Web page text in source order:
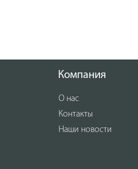
Компания
О нас
Контакты
Наши новости